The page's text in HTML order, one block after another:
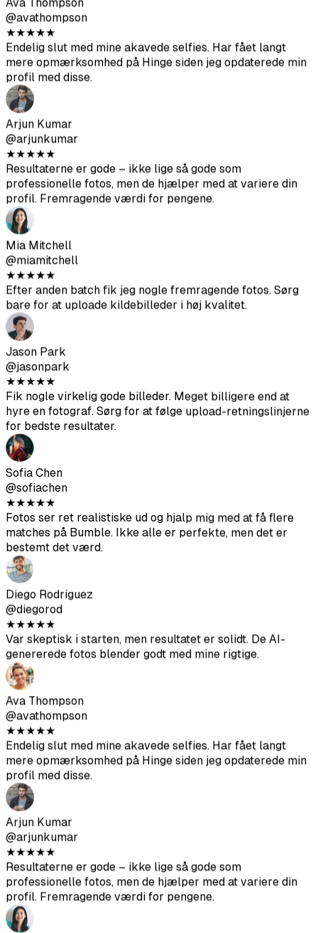
Arjun Kumar
@arjunkumar
★★ ★ ★★
Resultaterne er gode – ikke lige så gode som
professionelle fotos, men de hjælper med at variere din
profil. Fremragende værdi for pengene.
Mia Mitchell
@miamitchell
★ ★★★★
Efter anden batch fik jeg nogle fremragende fotos. Sørg
bare for at uploade kildebilleder i høj kvalitet.
Jason Park
@jasonpark
★★★ ★★
Fik nogle virkelig gode billeder. Meget billigere end at
hyre en fotograf. Sørg for at følge upload-retningslinjerne
for bedste resultater.
Sofia Chen
@sofiachen
★★★★ ★
Fotos ser ret realistiske ud og hjalp mig med at få flere
matches på Bumble. Ikke alle er perfekte, men det er
bestemt det værd.
Diego Rodriguez
@diegorod
★★★★★
Var skeptisk i starten, men resultatet er solidt. De AI-
genererede fotos blender godt med mine rigtige.
Ava Thompson
@avathompson
★★ ★★★
Endelig slut med mine akavede selfies. Har fået langt
mere opmærksomhed på Hinge siden jeg opdaterede min
profil med disse.
Arjun Kumar
@arjunkumar
★★ ★ ★★
Resultaterne er gode – ikke lige så gode som
professionelle fotos, men de hjælper med at variere din
profil. Fremragende værdi for pengene.
Mia Mitchell
@miamitchell
★ ★★★★
Efter anden batch fik jeg nogle fremragende fotos. Sørg
bare for at uploade kildebilleder i høj kvalitet.